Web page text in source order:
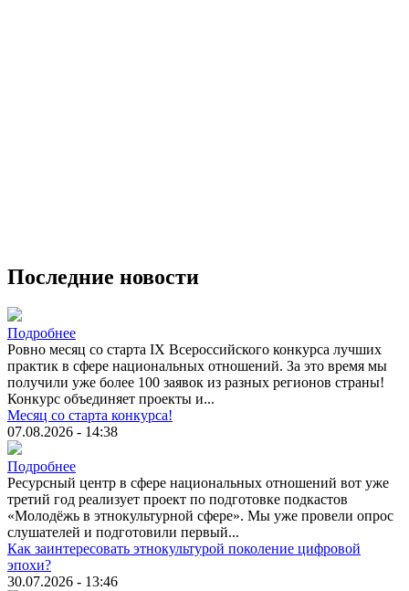
Последние новости
Подробнее
Ровно месяц со старта IX Всероссийского конкурса лучших
практик в сфере национальных отношений. За это время мы
получили уже более 100 заявок из разных регионов страны!
Конкурс объединяет проекты и...
Месяц со старта конкурса!
07.08.2026 - 14:38
Подробнее
Ресурсный центр в сфере национальных отношений вот уже
третий год реализует проект по подготовке подкастов
«Молодёжь в этнокультурной сфере». Мы уже провели опрос
слушателей и подготовили первый...
Как заинтересовать этнокультурой поколение цифровой
эпохи?
30.07.2026 - 13:46